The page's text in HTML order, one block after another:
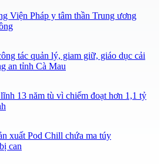
Viện Pháp y tâm thần Trung ương
tác quản lý, giam giữ, giáo dục cải
an tỉnh Cà Mau
13 năm tù vì chiếm đoạt hơn 1,1 tỷ
xuất Pod Chill chứa ma túy
can